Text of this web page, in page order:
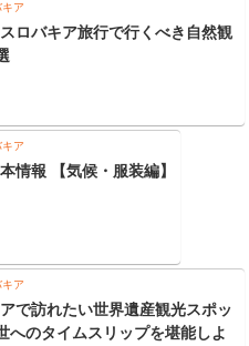
キア
ロバキア旅行で行くべき自然観
キア
情報 【気候・服装編】
キア
で訪れたい世界遺産観光スポッ
へのタイムスリップを堪能しよ